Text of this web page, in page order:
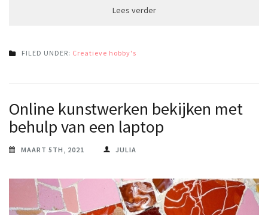
FILED UNDER: Creatieve hobby's
Online kunstwerken bekijken met
behulp van een laptop
MAART 5TH, 2021 JULIA